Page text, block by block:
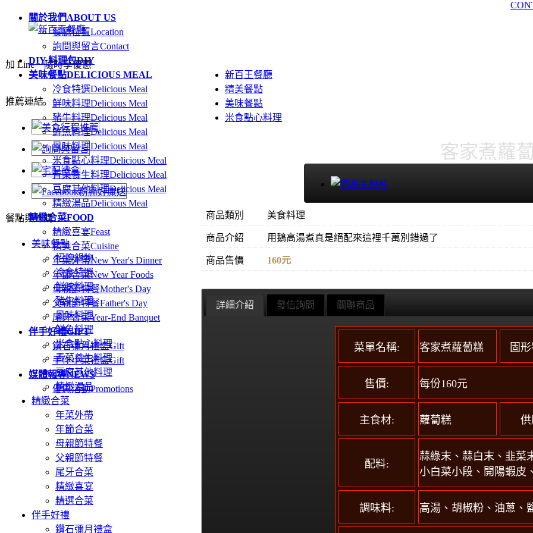
關於我們ABOUT US
餐廳位置Location
詢問與留言Contact
DIY 料理包DIY
美味餐點DELICIOUS MEAL
冷食特選Delicious Meal
鮮味料理Delicious Meal
豬牛料理Delicious Meal
鮮魚料理Delicious Meal
風味料理Delicious Meal
米食點心料理Delicious Meal
青菜養生料理Delicious Meal
豆腐其他料理Delicious Meal
精緻湯品Delicious Meal
精緻合菜FOOD
精緻喜宴Feast
精美合菜Cuisine
年菜外帶New Year's Dinner
年節合菜New Year Foods
母親節特餐Mother's Day
父親節特餐Father's Day
尾牙合菜Year-End Banquet
伴手好禮GIFT
鑽石彌月禮盒Gift
手作小菜禮盒Gift
媒體報導NEWS
優惠活動Promotions
加 Line．隨時享優惠
推薦連結
餐點與外購
美味餐點
招牌鍋物
冷食特選
鮮味料理
豬牛料理
風味料理
鮮魚料理
米食點心料理
青菜養生料理
豆腐其他料理
精緻湯品
精緻合菜
年菜外帶
年節合菜
母親節特餐
父親節特餐
尾牙合菜
精緻喜宴
精選合菜
伴手好禮
鑽石彌月禮盒
新百王餐廳
精美餐點
美味餐點
米食點心料理
客家煮蘿
商品類別 美食料理
商品介紹 用鵝高湯煮真是絕配來這裡千萬別錯過了
商品售價 160元
詳細介紹 發信詢問 關聯商品
菜單名稱: 客家煮蘿蔔糕 固
售價: 每份160元
主食材: 蘿蔔糕
配料:
蒜綠末、蒜白末、韭菜
小白菜小段、開陽蝦皮
調味料: 高湯、胡椒粉、油蔥、